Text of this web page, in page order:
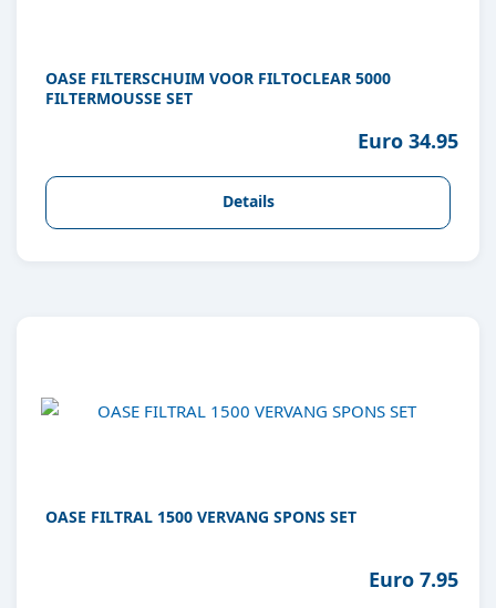
OASE FILTERSCHUIM VOOR FILTOCLEAR 5000
FILTERMOUSSE SET
Euro 34.95
Details
OASE FILTRAL 1500 VERVANG SPONS SET
Euro 7.95